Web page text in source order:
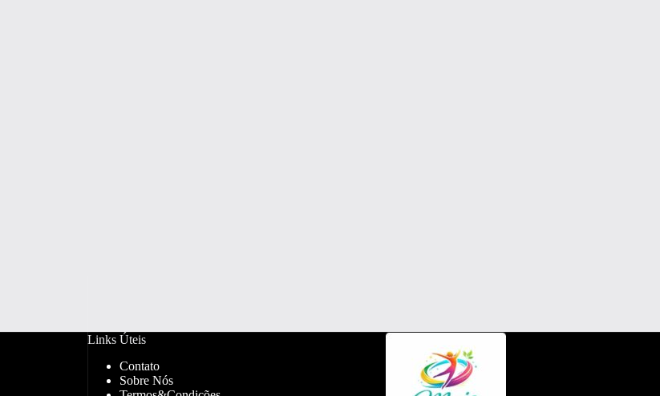
Links Úteis
Contato
Sobre Nós